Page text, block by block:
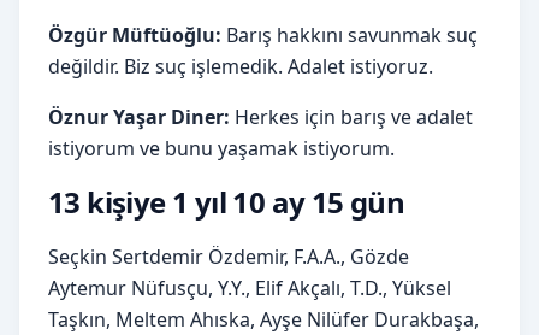
Özgür Müftüoğlu: Barış hakkını savunmak suç
değildir. Biz suç işlemedik. Adalet istiyoruz.
Öznur Yaşar Diner: Herkes için barış ve adalet
istiyorum ve bunu yaşamak istiyorum.
13 kişiye 1 yıl 10 ay 15 gün
Seçkin Sertdemir Özdemir, F.A.A., Gözde
Aytemur Nüfusçu, Y.Y., Elif Akçalı, T.D., Yüksel
Taşkın, Meltem Ahıska, Ayşe Nilüfer Durakbaşa,